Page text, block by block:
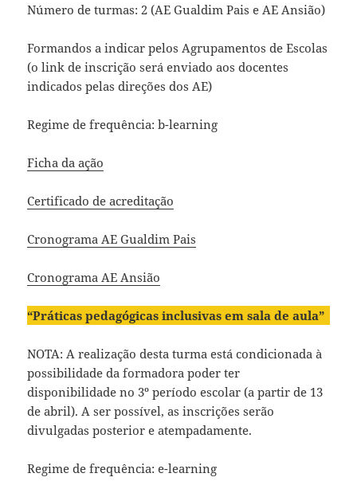
Número de turmas: 2 (AE Gualdim Pais e AE Ansião)
Formandos a indicar pelos Agrupamentos de Escolas
(o link de inscrição será enviado aos docentes
indicados pelas direções dos AE)
Regime de frequência: b-learning
Ficha da ação
Certificado de acreditação
Cronograma AE Gualdim Pais
Cronograma AE Ansião
“Práticas pedagógicas inclusivas em sala de aula”
NOTA: A realização desta turma está condicionada à
possibilidade da formadora poder ter
disponibilidade no 3º período escolar (a partir de 13
de abril). A ser possível, as inscrições serão
divulgadas posterior e atempadamente.
Regime de frequência: e-learning